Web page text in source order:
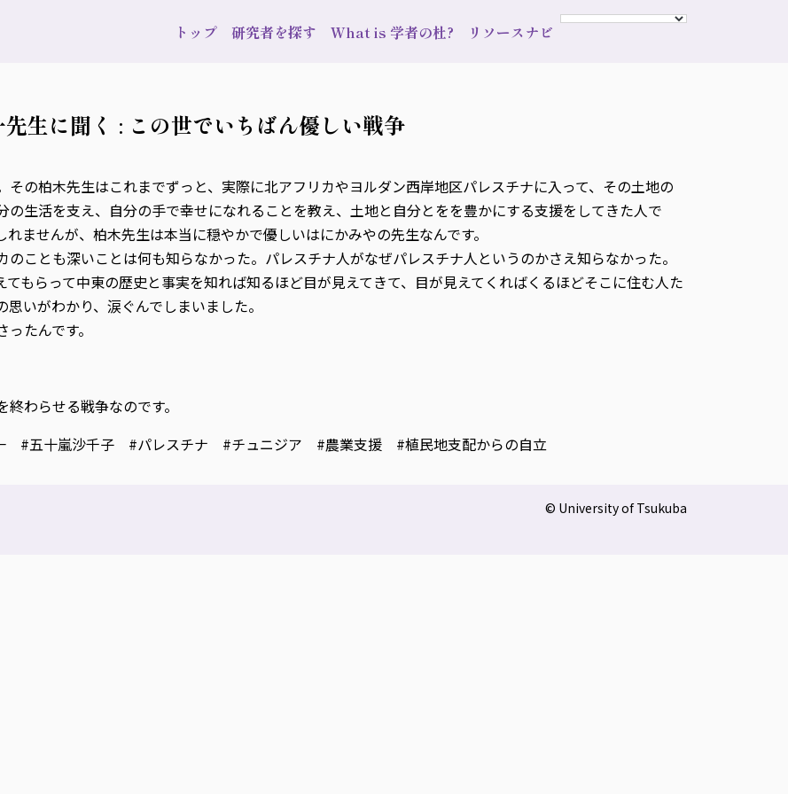
トップ 研究者を探す What is 学者の杜? リソースナビ
生に聞く : この世でいちばん優しい戦争
の柏木先生はこれまでずっと、実際に北アフリカやヨルダン西岸地区パレスチナに入って、その土地の
生活を支え、自分の手で幸せになれることを教え、土地と自分とをを豊かにする支援をしてきた人で
ませんが、柏木先生は本当に穏やかで優しいはにかみやの先生なんです。
ことも深いことは何も知らなかった。パレスチナ人がなぜパレスチナ人というのかさえ知らなかった。
もらって中東の歴史と事実を知れば知るほど目が見えてきて、目が見えてくればくるほどそこに住む人た
いがわかり、涙ぐんでしまいました。
たんです。
わらせる戦争なのです。
五十嵐沙千子 #パレスチナ #チュニジア #農業支援 #植民地支配からの自立
© University of Tsukuba